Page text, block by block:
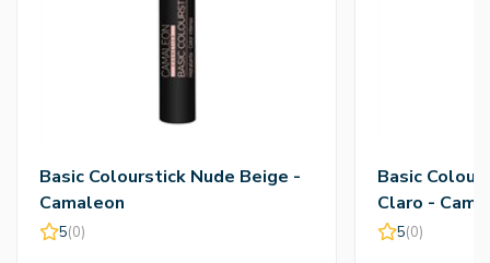
Basic Colourstick Nude Beige -
Camaleon
5(0)
Basic
Claro -
5(0)